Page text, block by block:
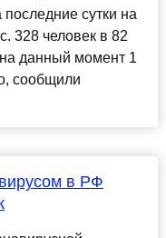
сутки на
328 человек в 82
данный момент 1
сообщили
в РФ